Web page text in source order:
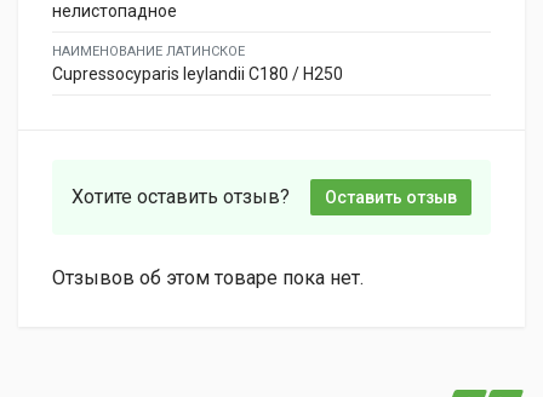
нелистопадное
НАИМЕНОВАНИЕ ЛАТИНСКОЕ
Cupressocyparis leylandii C180 / H250
Хотите оставить отзыв? Оставить отзыв
Отзывов об этом товаре пока нет.